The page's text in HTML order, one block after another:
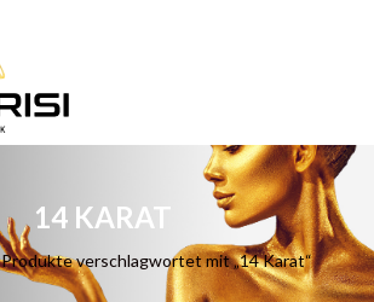
14 KARAT
Produkte verschlagwortet mit „14 Karat“